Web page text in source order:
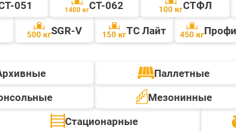
051 СТ-062 СТФЛ
SGR-V ТС Лайт
Паллетные
Мезонинные
Стационарные